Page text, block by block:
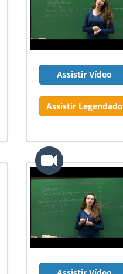
Assistir Vídeo
Assistir Legendado